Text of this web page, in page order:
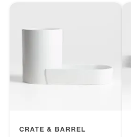
CRATE & BARREL